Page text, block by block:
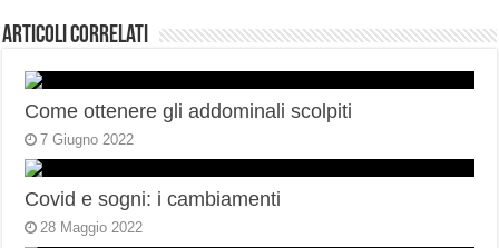
Articoli correlati
Come ottenere gli addominali scolpiti
7 Giugno 2022
Covid e sogni: i cambiamenti
28 Maggio 2022